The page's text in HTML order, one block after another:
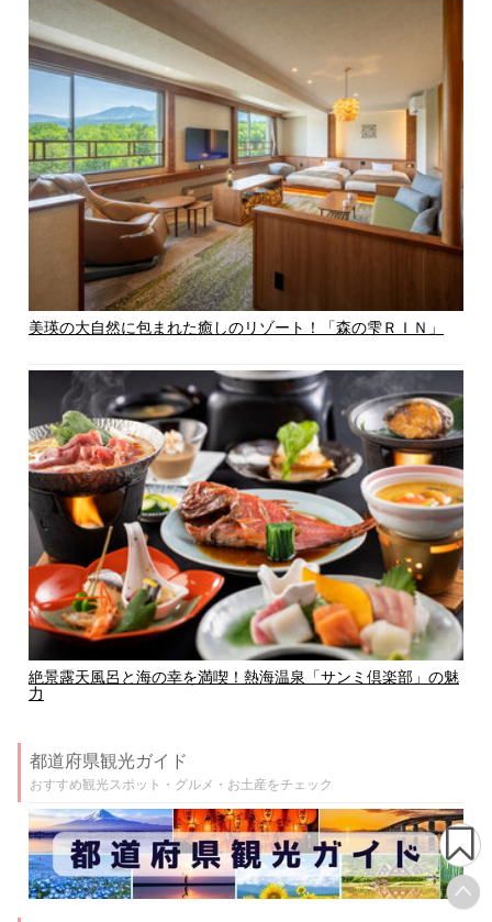
美瑛の大自然に包まれた癒しのリゾート！「森の雫ＲＩＮ」
絶景露天風呂と海の幸を満喫！熱海温泉「サンミ倶楽部」の魅
力
都道府県観光ガイド
おすすめ観光スポット・グルメ・お土産をチェック